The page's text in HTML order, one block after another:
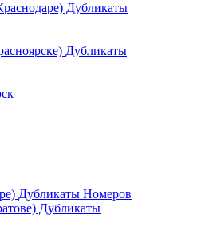
Дубликаты
Дубликаты
Дубликаты Номеров
Дубликаты